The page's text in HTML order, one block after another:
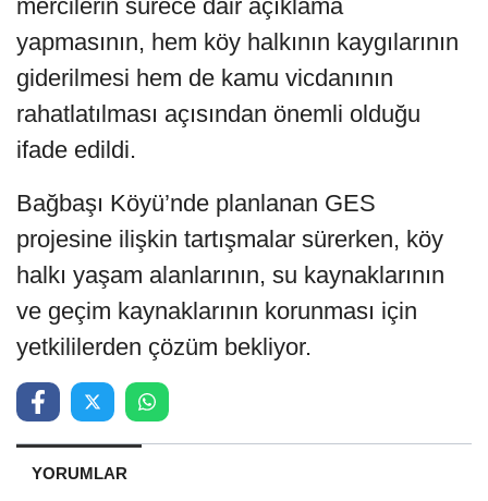
mercilerin sürece dair açıklama
yapmasının, hem köy halkının kaygılarının
giderilmesi hem de kamu vicdanının
rahatlatılması açısından önemli olduğu
ifade edildi.
Bağbaşı Köyü’nde planlanan GES
projesine ilişkin tartışmalar sürerken, köy
halkı yaşam alanlarının, su kaynaklarının
ve geçim kaynaklarının korunması için
yetkililerden çözüm bekliyor.
YORUMLAR